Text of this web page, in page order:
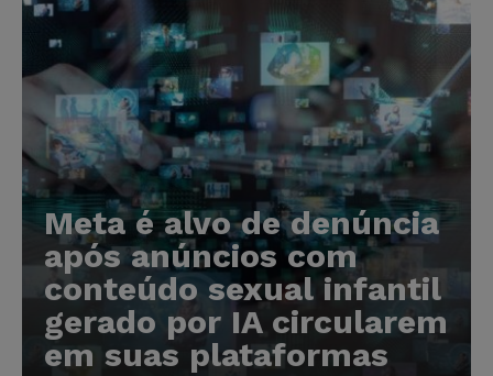
Meta é alvo de denúncia
após anúncios com
conteúdo sexual infantil
gerado por IA circularem
em suas plataformas